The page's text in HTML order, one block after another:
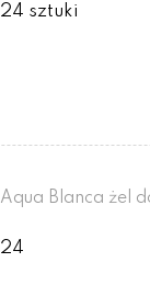
24 sztuki
Aqua Blanca żel
24